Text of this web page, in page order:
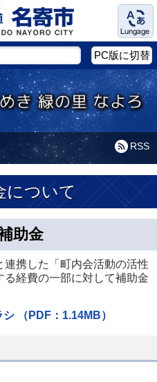
Language
PC版に切替
RSS
について
助金
携した「町内会活動の活性
経費の一部に対して補助金
（PDF：1.14MB）